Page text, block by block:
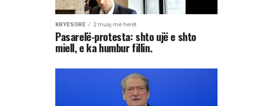
KRYESORE 2 muaj më herët
Pasarelë-protesta: shto ujë e shto
miell, e ka humbur fillin.